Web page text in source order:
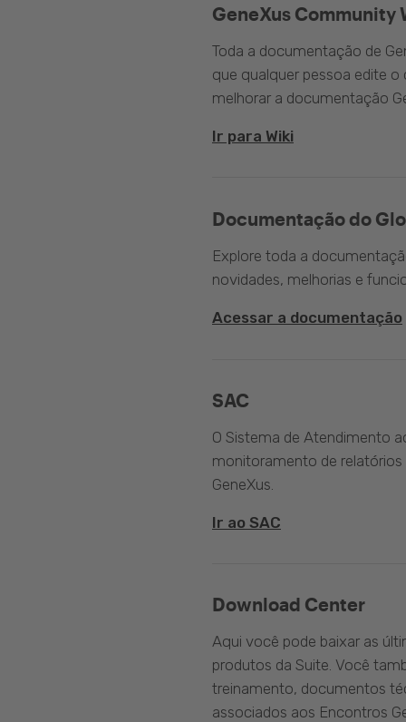
GeneXus Community
Toda a documentação de
que qualquer pessoa edite
melhorar a documentação
Ir para Wiki
Documentação do
Explore toda a
novidades, melhorias e
Acessar a documentação
SAC
O Sistema de Atendimento
monitoramento de
GeneXus.
Ir ao SAC
Download Center
Aqui você pode baixar as
produtos da Suite. Você
treinamento, documentos
associados aos Encontros